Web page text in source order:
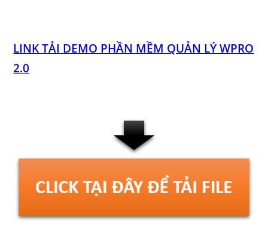
LINK TẢI DEMO PHẦN MỀM QUẢN LÝ WPRO
2.0